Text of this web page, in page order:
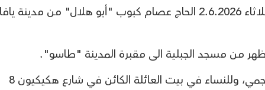
انتقل الى رحمة الله تعالى صباح اليوم الثلاثاء 2.6.2026 الحاج عصام كبوب "أبو هلال" من مدينة
من مسجد الجبلية الى مقبرة المدينة "طاسو".
تقبل التعازي للرجال في ساحة مسجد العجمي، وللنساء في بيت العائلة الكائن في شارع هكيكيون 8